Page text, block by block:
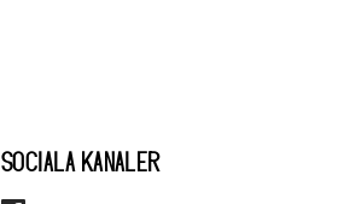
SOCIALA KANALER